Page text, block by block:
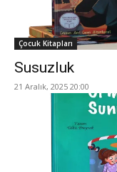
Çocuk Kitapları
Susuzluk
21 Aralık, 2025 20:00